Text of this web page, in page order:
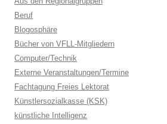
Beruf
Blogosphäre
Bücher von VFLL-Mitgliedern
Computer/Technik
Externe Veranstaltungen/Termine
Fachtagung Freies Lektorat
Künstlersozialkasse (KSK)
künstliche Intelligenz